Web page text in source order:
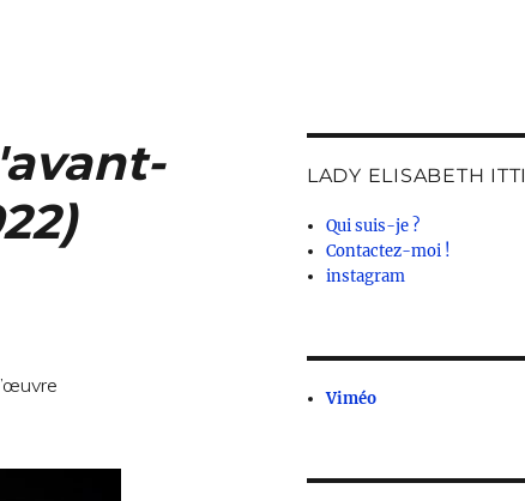
LADY ELISABETH ITTI
Qui suis-je ?
Contactez-moi !
instagram
Viméo